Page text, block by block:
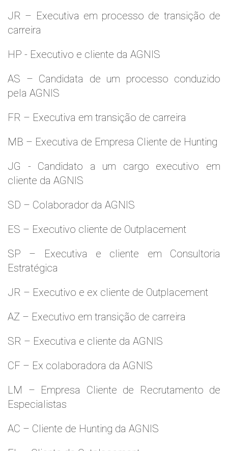
JR – Executiva em processo de transição de
carreira
HP - Executivo e cliente da AGNIS
AS – Candidata de um processo conduzido
pela AGNIS
FR – Executiva em transição de carreira
MB – Executiva de Empresa Cliente de Hunting
JG - Candidato a um cargo executivo em
cliente da AGNIS
SD – Colaborador da AGNIS
ES – Executivo cliente de Outplacement
SP – Executiva e cliente em Consultoria
Estratégica
JR – Executivo e ex cliente de Outplacement
AZ – Executivo em transição de carreira
SR – Executiva e cliente da AGNIS
CF – Ex colaboradora da AGNIS
LM – Empresa Cliente de Recrutamento de
Especialistas
AC – Cliente de Hunting da AGNIS